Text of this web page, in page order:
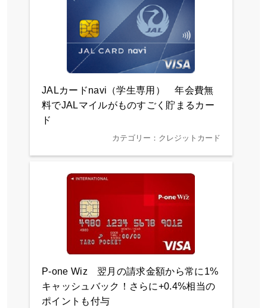
JALカードnavi（学生専用） 年会費無
料でJALマイルがものすごく貯まるカー
ド
カテゴリー：クレジットカード
P-one Wiz 翌月の請求金額から常に1%
キャッシュバック！さらに+0.4%相当の
ポイントも付与